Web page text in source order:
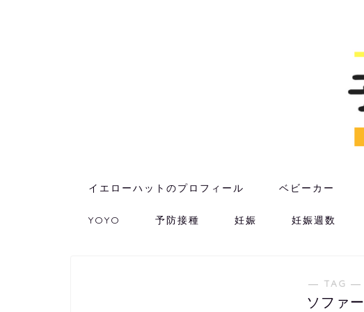
イエローハットのプロフィール ベビーカー
YOYO 予防接種 妊娠 妊娠週数
― TAG ―
ソファー